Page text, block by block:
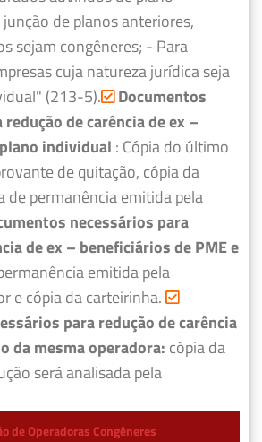
de planos anteriores,
sejam congêneres; - Para
cuja natureza jurídica seja
(213-5). Documentos
de carência de ex –
individual : Cópia do último
de quitação, cópia da
de permanência emitida pela
necessários para
de ex – beneficiários de PME e
emitida pela
e cópia da carteirinha.
para redução de carência
da mesma operadora: cópia da
será analisada pela
de Operadoras Congêneres